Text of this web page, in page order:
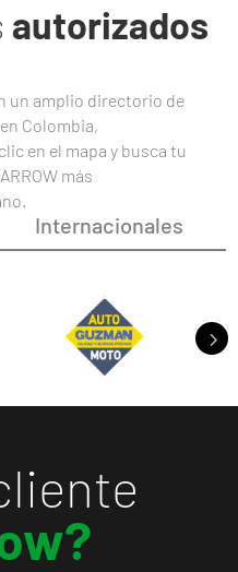
autorizados
un amplio directorio de
Colombia,
en el mapa y busca tu
más
Internacionales